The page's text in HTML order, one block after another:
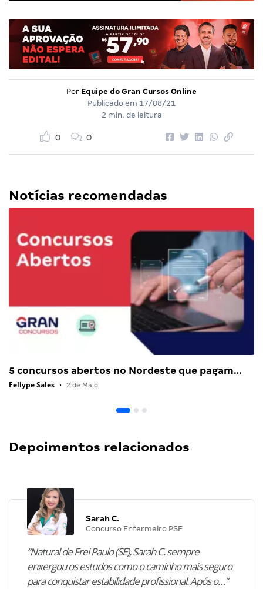
Por Equipe do Gran Cursos Online
Publicado em 17/08/21
2 min. de leitura
0 0
Notícias recomendadas
5 concursos abertos no Nordeste que pagam…
Fellype Sales • 2 de Maio
Depoimentos relacionados
Sarah C.
Concurso Enfermeiro PSF
“Natural de Frei Paulo (SE), Sarah C. sempre
enxergou os estudos como o caminho mais seguro
para conquistar estabilidade profissional. Após o…”